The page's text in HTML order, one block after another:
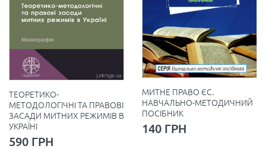
ТЕОРЕТИКО-
МЕТОДОЛОГІЧНІ ТА ПРАВОВІ
ЗАСАДИ МИТНИХ РЕЖИМІВ В
УКРАЇНІ
590 ГРН
МИТНЕ ПРАВО ЄС.
НАВЧАЛЬНО-МЕТОДИЧНИЙ
ПОСІБНИК
140 ГРН